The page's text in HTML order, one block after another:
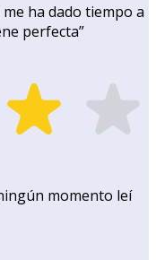
ha dado tiempo a
perfecta”
momento leí